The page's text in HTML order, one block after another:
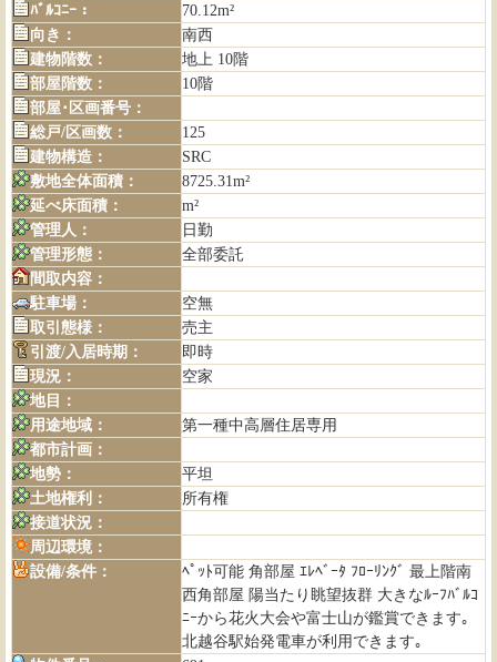
ﾊﾞﾙｺﾆｰ：
70.12m²
向き：
南西
建物階数：
地上 10階
部屋階数：
10階
部屋･区画番号：
総戸/区画数：
125
建物構造：
SRC
敷地全体面積：
8725.31m²
延べ床面積：
m²
管理人：
日勤
管理形態：
全部委託
間取内容：
駐車場：
空無
取引態様：
売主
引渡/入居時期：
即時
現況：
空家
地目：
用途地域：
第一種中高層住居専用
都市計画：
地勢：
平坦
土地権利：
所有権
接道状況：
周辺環境：
設備/条件：
ﾍﾟｯﾄ可能 角部屋 ｴﾚﾍﾞｰﾀ ﾌﾛｰﾘﾝｸﾞ 最上階南
西角部屋 陽当たり眺望抜群 大きなﾙｰﾌﾊﾞﾙｺ
ﾆｰから花火大会や富士山が鑑賞できます｡
北越谷駅始発電車が利用できます｡